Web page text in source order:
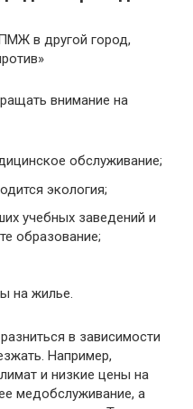
в другой город,
внимание на
обслуживание;
экология;
учебных заведений и
образование;
на жилье.
в зависимости
Например,
и низкие цены на
медобслуживание, а